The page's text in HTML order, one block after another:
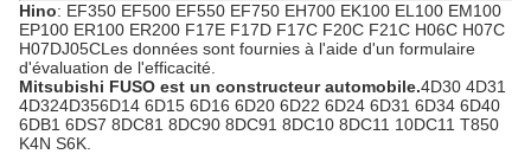
Hino: EF350 EF500 EF550 EF750 EH700 EK100 EL100 EM100
EP100 ER100 ER200 F17E F17D F17C F20C F21C H06C H07C
H07DJ05CLes données sont fournies à l'aide d'un formulaire
d'évaluation de l'efficacité.
Mitsubishi FUSO est un constructeur automobile.4D30 4D31
4D324D356D14 6D15 6D16 6D20 6D22 6D24 6D31 6D34 6D40
6DB1 6DS7 8DC81 8DC90 8DC91 8DC10 8DC11 10DC11 T850
K4N S6K